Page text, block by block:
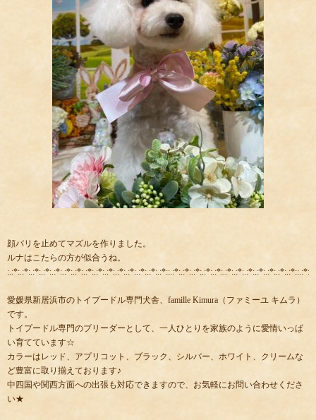
顔バリを止めてマズルを作りました。
ルナはこたらの方が似合うね。
:.:*:.:*:.:*:.:*:.:*:.:*:.:*:.:*:.:*:.:*:.:*:.:*:.:*:.:*:.:*::.:*:.:*:.:*:.:*:.:*:.:*:.:*:.:*:.:*:.:*:.:*:.:*::.:*:.:
愛媛県新居浜市のトイプードル専門犬舎、famille Kimura（ファミーユ キムラ）
です。
トイプードル専門のブリーダーとして、一人ひとりを家族のように愛情いっぱ
い育てています☆
カラーはレッド、アプリコット、ブラック、シルバー、ホワイト、クリームな
ど豊富に取り揃えております♪
中四国や関西方面への出張も対応できますので、お気軽にお問い合わせくださ
い★